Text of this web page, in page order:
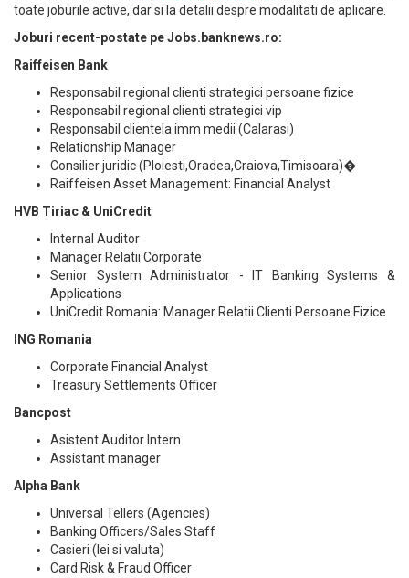
toate joburile active, dar si la detalii despre modalitati de aplicare.
Joburi recent-postate pe Jobs.banknews.ro:
Raiffeisen Bank
Responsabil regional clienti strategici persoane fizice
Responsabil regional clienti strategici vip
Responsabil clientela imm medii (Calarasi)
Relationship Manager
Consilier juridic (Ploiesti,Oradea,Craiova,Timisoara)�
Raiffeisen Asset Management: Financial Analyst
HVB Tiriac & UniCredit
Internal Auditor
Manager Relatii Corporate
Senior System Administrator - IT Banking Systems &
Applications
UniCredit Romania: Manager Relatii Clienti Persoane Fizice
ING Romania
Corporate Financial Analyst
Treasury Settlements Officer
Bancpost
Asistent Auditor Intern
Assistant manager
Alpha Bank
Universal Tellers (Agencies)
Banking Officers/Sales Staff
Casieri (lei si valuta)
Card Risk & Fraud Officer